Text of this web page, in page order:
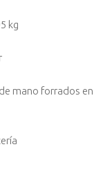
kg
mano forrados en